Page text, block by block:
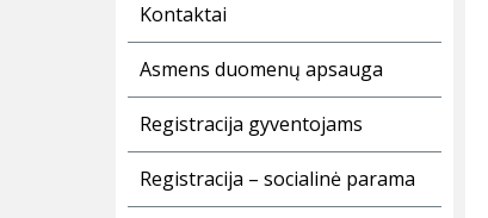
Kontaktai
Asmens duomenų apsauga
Registracija gyventojams
Registracija – socialinė parama